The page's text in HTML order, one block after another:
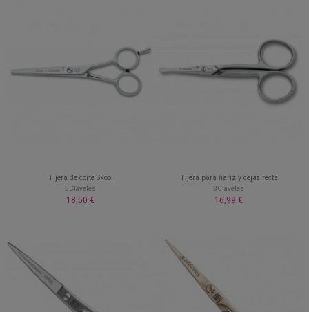
Tijera de corte Skool
3 Claveles
18,50 €
Tijera para nariz y cejas recta
3 Claveles
16,99 €